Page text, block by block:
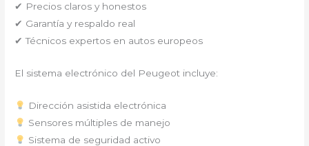
✔ Precios claros y honestos
✔ Garantía y respaldo real
✔ Técnicos expertos en autos europeos
El sistema electrónico del Peugeot incluye:
Dirección asistida electrónica
Sensores múltiples de manejo
Sistema de seguridad activo